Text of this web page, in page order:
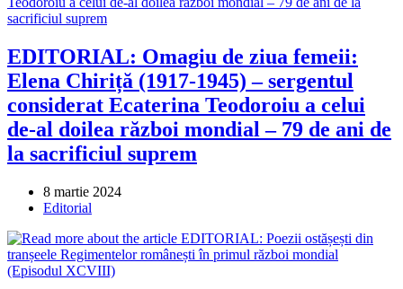
EDITORIAL: Omagiu de ziua femeii:
Elena Chiriță (1917-1945) – sergentul
considerat Ecaterina Teodoroiu a celui
de-al doilea război mondial – 79 de ani de
la sacrificiul suprem
Post
published:
8 martie 2024
Post
Editorial